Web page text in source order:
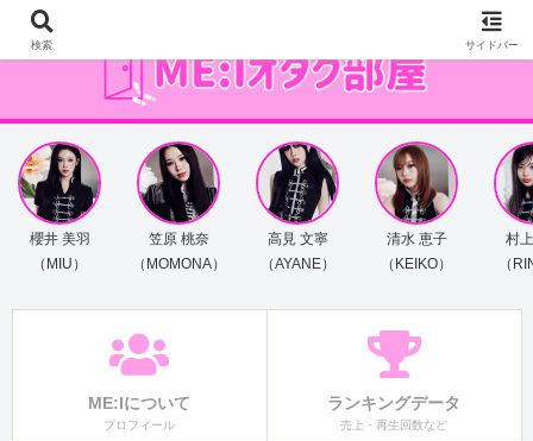
櫻井 美羽
（MIU）
笠原 桃奈
（MOMONA）
高見 文寧
（AYANE）
清水 恵子
（KEIKO）
村
（
ME:Iについて
プロフィール
ランキングデータ
売上・再生回数など
検索 サイドバー